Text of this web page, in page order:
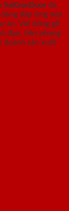
SaiGonDoor đa
đáp ứng mọi
án. Với dòng gỗ
đạo, tiên phong
doanh sản xuất